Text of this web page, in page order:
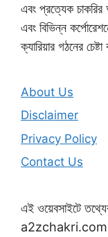
এবং প্রত্যেক চাকরির
এবং বিভিন্ন
ক্যারিয়ার গঠনের
About Us
Disclaimer
Privacy Policy
Contact Us
এই ওয়েবসাইটে
a2zchakri.com